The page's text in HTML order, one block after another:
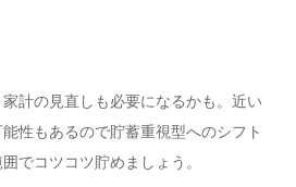
計の見直しも必要になるかも。近い
性もあるので貯蓄重視型へのシフト
でコツコツ貯めましょう。